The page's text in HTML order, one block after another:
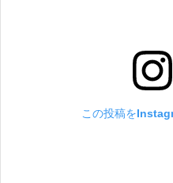
この投稿を